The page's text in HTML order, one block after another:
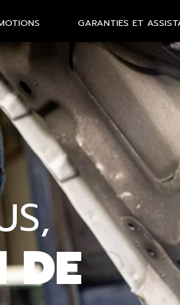
GARANTIES ET
DE